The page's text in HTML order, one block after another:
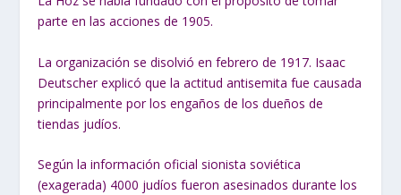
parte en las acciones de 1905.
La organización se disolvió en febrero de 1917. Isaac
Deutscher explicó que la actitud antisemita fue causada
principalmente por los engaños de los dueños de
tiendas judíos.
Según la información oficial sionista soviética
(exagerada) 4000 judíos fueron asesinados durante los